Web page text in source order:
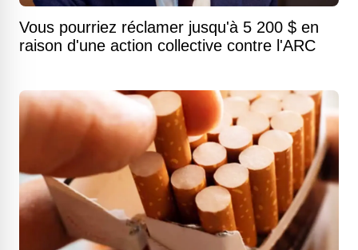
Vous pourriez réclamer jusqu'à 5 200 $ en
raison d'une action collective contre l'ARC